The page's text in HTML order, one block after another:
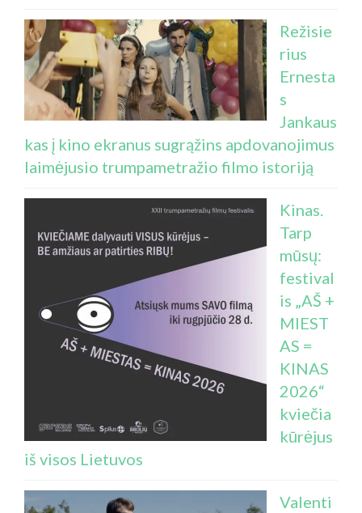
Režisie
rius
Ernesta
s
Jankaus
kas į kino ekranus sugrąžins apdovanojimus
laimėjusio trumpametražio filmo istoriją
Kinas.
Tarp
mūsų:
festival
is „AŠ +
MIEST
AS =
KINAS
2026“
kviečia
kūrėjus
iš visos Lietuvos
Valenti